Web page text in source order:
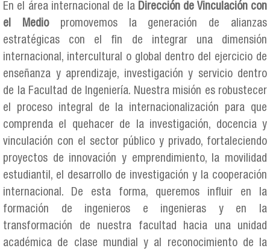
En el área internacional de la Dirección de Vinculación con
el Mediopromovemos la generación de alianzas
estratégicas con el fin de integrar una dimensión
internacional, intercultural o global dentro del ejercicio de
enseñanza y aprendizaje, investigación y servicio dentro
de la Facultad de Ingeniería. Nuestra misión es robustecer
el proceso integral de la internacionalización para que
comprenda el quehacer de la investigación, docencia y
vinculación con el sector público y privado, fortaleciendo
proyectos de innovación y emprendimiento, la movilidad
estudiantil, el desarrollo de investigación y la cooperación
internacional. De esta forma, queremos influir en la
formación de ingenieros e ingenieras y en la
transformación de nuestra facultad hacia una unidad
académica de clase mundial y al reconocimiento de la